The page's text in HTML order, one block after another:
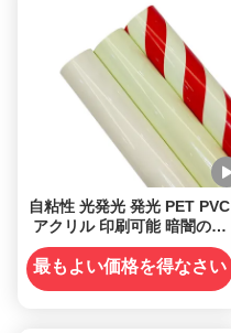
自粘性 光発光 発光 PET PVC
アクリル 印刷可能 暗闇のビ
ニールに輝く
最もよい価格を得なさい